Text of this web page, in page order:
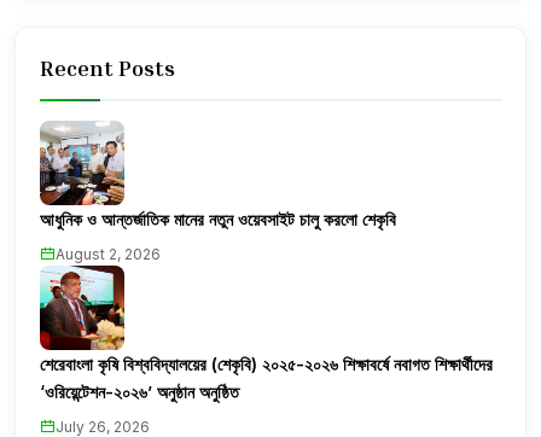
Recent Posts
আধুনিক ও আন্তর্জাতিক মানের নতুন ওয়েবসাইট চালু করলো শেকৃবি
August 2, 2026
শেরেবাংলা কৃষি বিশ্ববিদ্যালয়ের (শেকৃবি) ২০২৫-২০২৬ শিক্ষাবর্ষে নবাগত শিক্ষার্থীদের
‘ওরিয়েন্টেশন-২০২৬’ অনুষ্ঠান অনুষ্ঠিত
July 26, 2026